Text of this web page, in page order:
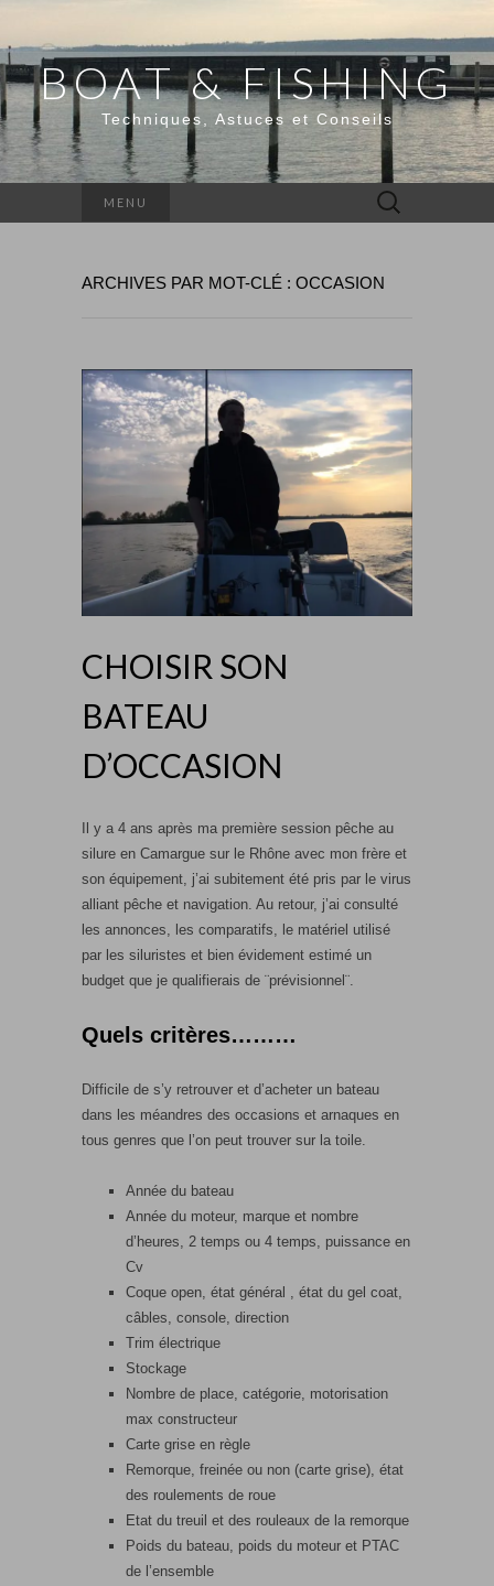
BOAT & FISHING
Techniques, Astuces et Conseils
MENU Rechercher :
ARCHIVES PAR MOT-CLÉ : OCCASION
CHOISIR SON
BATEAU
D’OCCASION
Il y a 4 ans après ma première session pêche au
silure en Camargue sur le Rhône avec mon frère et
son équipement, j’ai subitement été pris par le virus
alliant pêche et navigation. Au retour, j’ai consulté
les annonces, les comparatifs, le matériel utilisé
par les siluristes et bien évidement estimé un
budget que je qualifierais de ¨prévisionnel¨.
Quels critères………
Difficile de s’y retrouver et d’acheter un bateau
dans les méandres des occasions et arnaques en
tous genres que l’on peut trouver sur la toile.
Année du bateau
Année du moteur, marque et nombre
d’heures, 2 temps ou 4 temps, puissance en
Cv
Coque open, état général , état du gel coat,
câbles, console, direction
Trim électrique
Stockage
Nombre de place, catégorie, motorisation
max constructeur
Carte grise en règle
Remorque, freinée ou non (carte grise), état
des roulements de roue
Etat du treuil et des rouleaux de la remorque
Poids du bateau, poids du moteur et PTAC
de l’ensemble